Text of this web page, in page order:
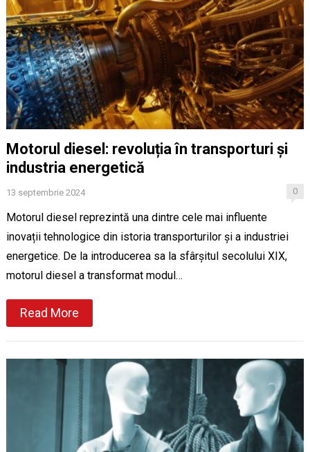
Motorul diesel: revoluția în transporturi și
industria energetică
13 septembrie 2024 0
Motorul diesel reprezintă una dintre cele mai influente
inovații tehnologice din istoria transporturilor și a industriei
energetice. De la introducerea sa la sfârșitul secolului XIX,
motorul diesel a transformat modul…
Read More